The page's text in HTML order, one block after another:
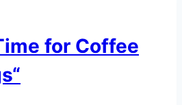
for Coffee